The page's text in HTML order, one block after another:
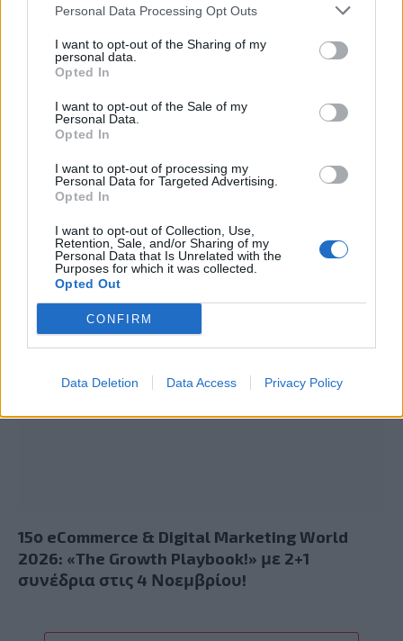
Personal Data Processing Opt Outs
I want to opt-out of the Sharing of my
personal data.
Opted In
I want to opt-out of the Sale of my
Personal Data.
Opted In
I want to opt-out of processing my
Personal Data for Targeted Advertising.
Opted In
I want to opt-out of Collection, Use,
Retention, Sale, and/or Sharing of my
Personal Data that Is Unrelated with the
Purposes for which it was collected.
Opted Out
CONFIRM
Data Deletion Data Access Privacy Policy
Ο Geralt επιστρέφει! Πρώτη παρουσίαση του
νέου expansion του The Witcher 3 στη
Gamescom
15ο eCommerce & Digital Marketing World
2026: «The Growth Playbook!» με 2+1
συνέδρια στις 4 Νοεμβρίου!